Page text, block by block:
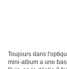
Toujours dans
mini-album a une